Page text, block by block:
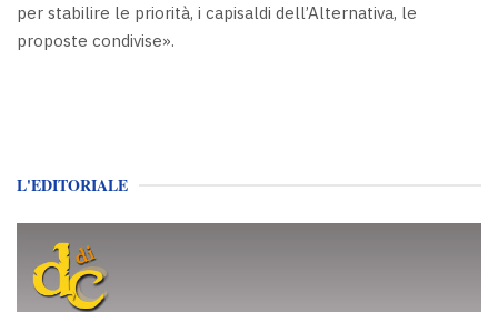
per stabilire le priorità, i capisaldi dell’Alternativa, le
proposte condivise».
L'EDITORIALE